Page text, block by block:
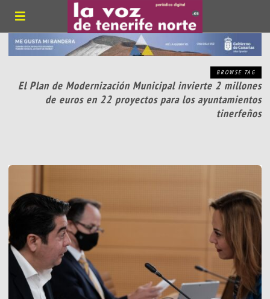
BROWSE TAG
El Plan de Modernización Municipal invierte 2 millones
de euros en 22 proyectos para los ayuntamientos
tinerfeños